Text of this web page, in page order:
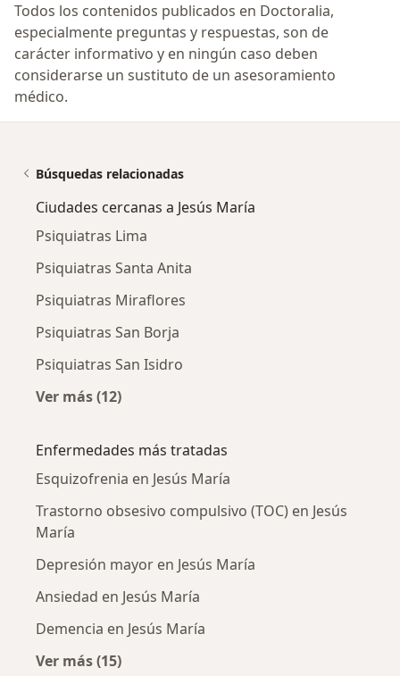
Todos los contenidos publicados en Doctoralia,
especialmente preguntas y respuestas, son de
carácter informativo y en ningún caso deben
considerarse un sustituto de un asesoramiento
médico.
Búsquedas relacionadas
Ciudades cercanas a Jesús María
Psiquiatras Lima
Psiquiatras Santa Anita
Psiquiatras Miraflores
Psiquiatras San Borja
Psiquiatras San Isidro
Ver más (12)
Enfermedades más tratadas
Esquizofrenia en Jesús María
Trastorno obsesivo compulsivo (TOC) en Jesús
María
Depresión mayor en Jesús María
Ansiedad en Jesús María
Demencia en Jesús María
Ver más (15)